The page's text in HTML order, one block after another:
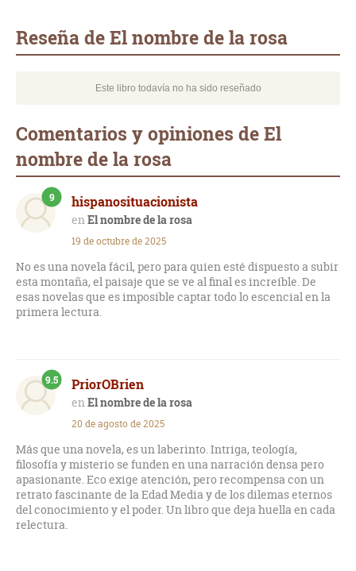
Reseña de El nombre de la rosa
Este libro todavía no ha sido reseñado
Comentarios y opiniones de El
nombre de la rosa
hispanosituacionista
El nombre de la rosa
9
19 de octubre de 2025
No es una novela fácil, pero para quien esté dispuesto a subir
esta montaña, el paisaje que se ve al final es increíble. De
esas novelas que es imposible captar todo lo escencial en la
primera lectura.
PriorOBrien
El nombre de la rosa
9.5
20 de agosto de 2025
Más que una novela, es un laberinto. Intriga, teología,
filosofía y misterio se funden en una narración densa pero
apasionante. Eco exige atención, pero recompensa con un
retrato fascinante de la Edad Media y de los dilemas eternos
del conocimiento y el poder. Un libro que deja huella en cada
relectura.